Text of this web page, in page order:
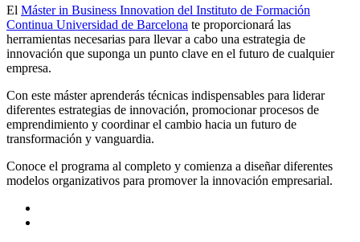
El Máster in Business Innovation del Instituto de Formación
Continua Universidad de Barcelona te proporcionará las
herramientas necesarias para llevar a cabo una estrategia de
innovación que suponga un punto clave en el futuro de cualquier
empresa.
Con este máster aprenderás técnicas indispensables para liderar
diferentes estrategias de innovación, promocionar procesos de
emprendimiento y coordinar el cambio hacia un futuro de
transformación y vanguardia.
Conoce el programa al completo y comienza a diseñar diferentes
modelos organizativos para promover la innovación empresarial.